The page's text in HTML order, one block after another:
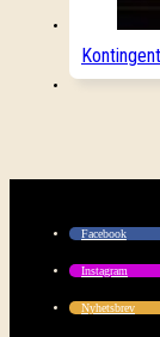
Facebook
Instagram
Nyhetsbrev